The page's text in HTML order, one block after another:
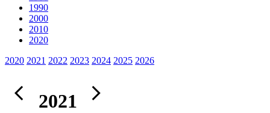
1990
2000
2010
2020
2020 2021 2022 2023 2024 2025 2026
2021